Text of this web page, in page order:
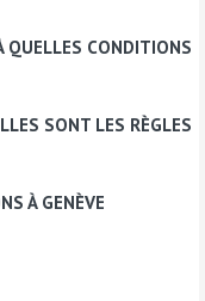
QUELLES CONDITIONS
SONT LES RÈGLES
À GENÈVE